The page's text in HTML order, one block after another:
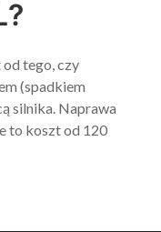
tego, czy
(spadkiem
silnika. Naprawa
to kosztod 120